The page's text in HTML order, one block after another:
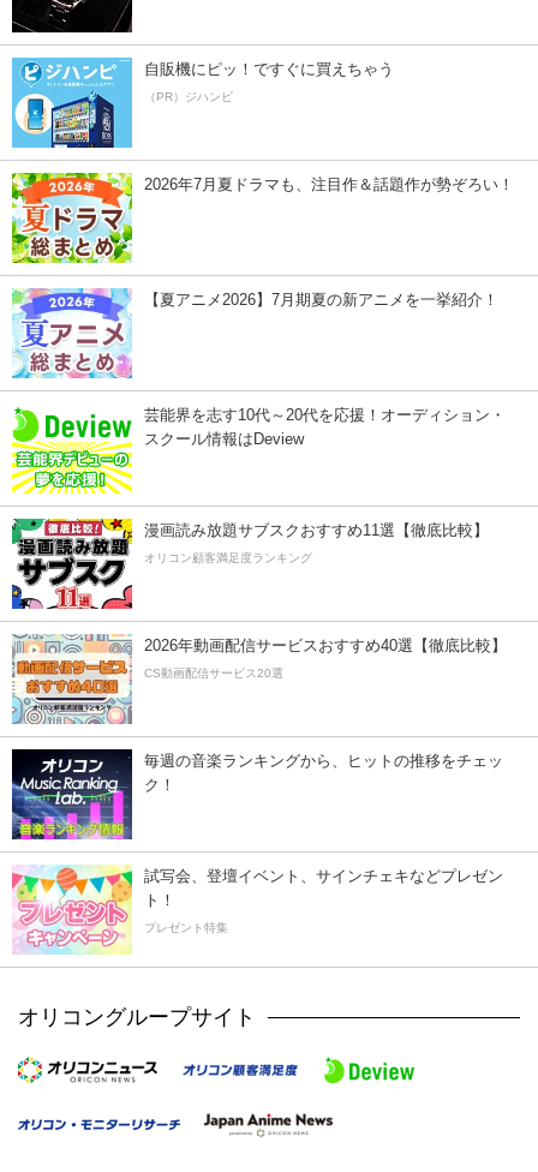
自販機にピッ！ですぐに買えちゃう
（PR）ジハンピ
2026年7月夏ドラマも、注目作＆話題作が勢ぞろい！
【夏アニメ2026】7月期夏の新アニメを一挙紹介！
芸能界を志す10代～20代を応援！オーディション・
スクール情報はDeview
漫画読み放題サブスクおすすめ11選【徹底比較】
オリコン顧客満足度ランキング
2026年動画配信サービスおすすめ40選【徹底比較】
CS動画配信サービス20選
毎週の音楽ランキングから、ヒットの推移をチェッ
ク！
試写会、登壇イベント、サインチェキなどプレゼン
ト！
プレゼント特集
オリコングループサイト